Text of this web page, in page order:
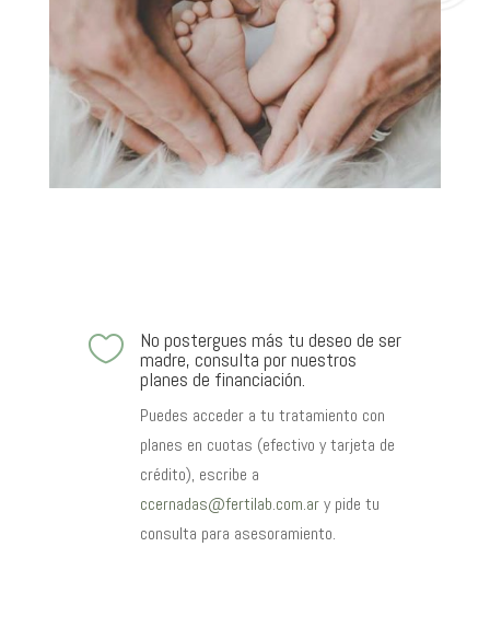
 No postergues más tu deseo de ser
madre, consulta por nuestros
planes de financiación.
Puedes acceder a tu tratamiento con
planes en cuotas (efectivo y tarjeta de
crédito), escribe a
ccernadas@fertilab.com.ary pide tu
consulta para asesoramiento.